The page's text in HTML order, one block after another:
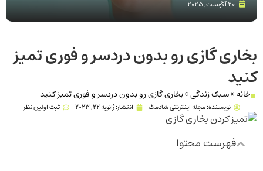
بخاری گازی رو بدون دردسر و فوری تمیز
کنید
خانه»سبک زندگی»بخاری گازی رو بدون دردسر و فوری تمیز کنید
نویسنده:مجله اینترنتی شادمگ انتشار:ژانویه 22, 2023 ثبت اولین نظر
فهرست محتوا